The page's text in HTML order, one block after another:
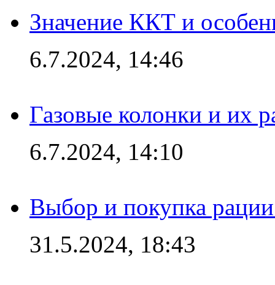
Значение ККТ и
6.7.2024, 14:46
Газовые колонки и их
6.7.2024, 14:10
Выбор и покупка
31.5.2024, 18:43